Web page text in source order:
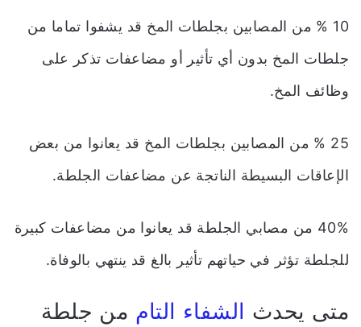
10 % من المصابين بجلطات المخ قد يشفوا تماما من
جلطات المخ بدون أي تأثير أو مضاعفات تذكر على
وظائف المخ.
25 % من المصابين بجلطات المخ قد يعانوا من بعض
الإعاقات البسيطة الناتجة عن مضاعفات الجلطة.
40% من مصابي الجلطة قد يعانوا من مضاعفات كبيرة
للجلطة تؤثر في حياتهم تأثير بالغ قد ينتهي بالوفاة.
متى يحدث الشفاء التام من جلطة